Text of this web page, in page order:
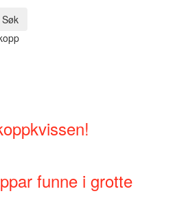
funne i grotte